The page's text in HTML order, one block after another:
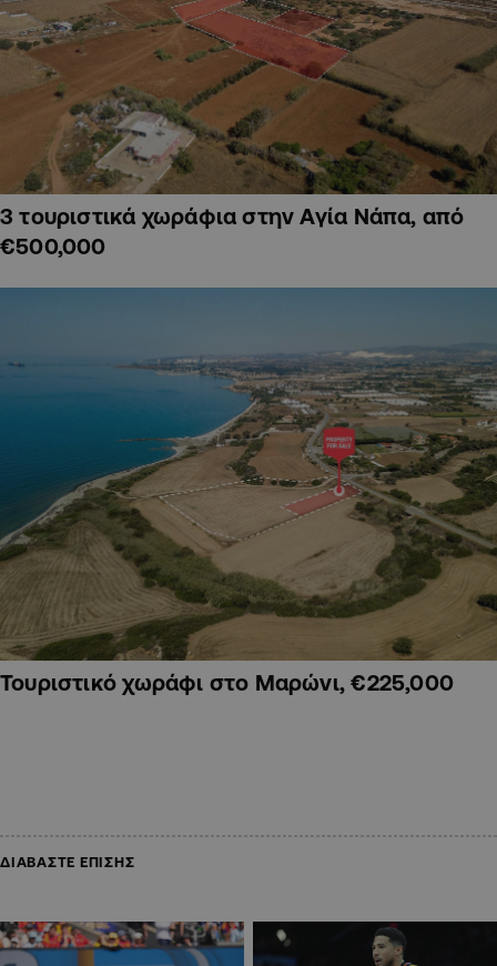
3 τουριστικά χωράφια στην Αγία Νάπα, από
€500,000
Τουριστικό χωράφι στο Μαρώνι, €225,000
ΔΙΑΒΑΣΤΕ ΕΠΙΣΗΣ